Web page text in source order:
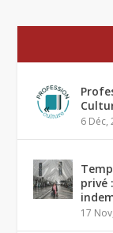
6 Déc,
privé
17